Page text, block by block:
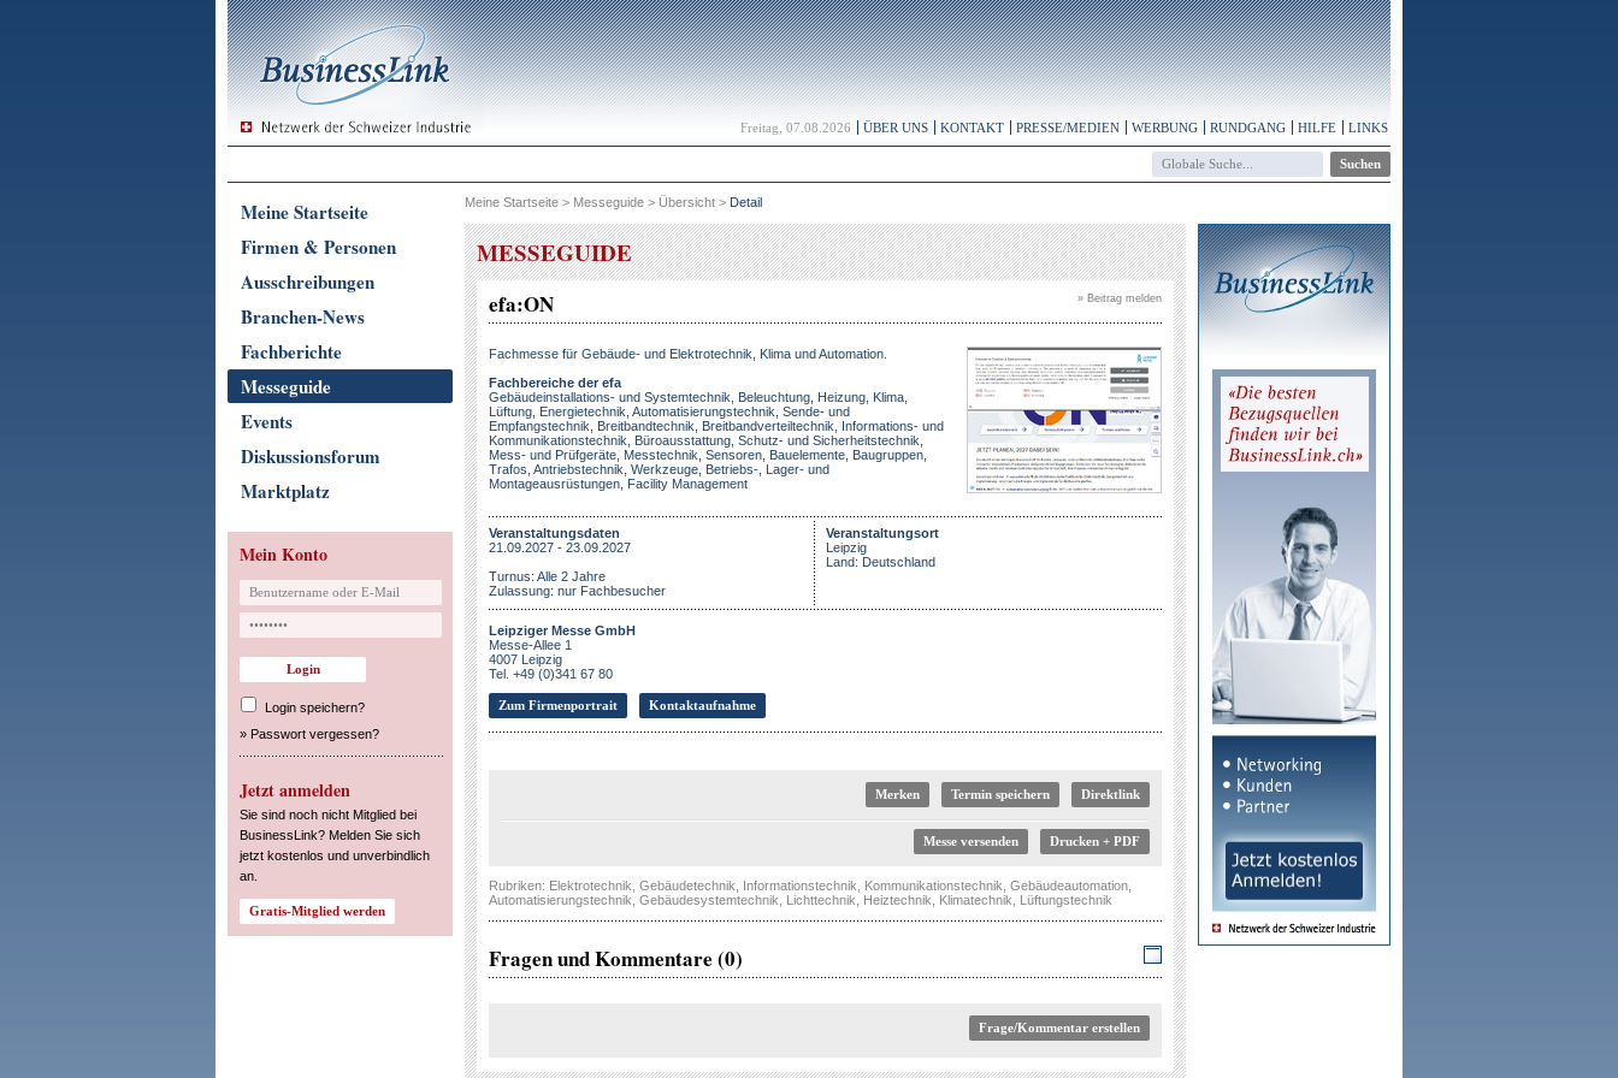
Freitag, 07.08.2026 ÜBER UNS KONTAKT PRESSE/MEDIEN WERBUNG RUNDGANG HILFE LINKS
Meine Startseite
Firmen & Personen
Ausschreibungen
Branchen-News
Fachberichte
Messeguide
Events
Diskussionsforum
Marktplatz
Mein Konto
Login speichern?
» Passwort vergessen?
Jetzt anmelden
Sie sind noch nicht Mitglied bei
BusinessLink? Melden Sie sich
jetzt kostenlos und unverbindlich
an.
Meine Startseite > Messeguide > Übersicht > Detail
MESSEGUIDE
» Beitrag melden
efa:ON
Fachmesse für Gebäude- und Elektrotechnik, Klima und Automation.
Fachbereiche der efa
Gebäudeinstallations- und Systemtechnik, Beleuchtung, Heizung, Klima,
Lüftung, Energietechnik, Automatisierungstechnik, Sende- und
Empfangstechnik, Breitbandtechnik, Breitbandverteiltechnik, Informations- und
Kommunikationstechnik, Büroausstattung, Schutz- und Sicherheitstechnik,
Mess- und Prüfgeräte, Messtechnik, Sensoren, Bauelemente, Baugruppen,
Trafos, Antriebstechnik, Werkzeuge, Betriebs-, Lager- und
Montageausrüstungen, Facility Management
Veranstaltungsdaten
21.09.2027 - 23.09.2027
Turnus: Alle 2 Jahre
Zulassung: nur Fachbesucher
Veranstaltungsort
Leipzig
Land: Deutschland
Leipziger Messe GmbH
Messe-Allee 1
4007 Leipzig
Tel. +49 (0)341 67 80
Zum Firmenportrait Kontaktaufnahme
Direktlink
Termin speichern
Messe versenden
Rubriken: Elektrotechnik Gebäudetechnik Informationstechnik Kommunikationstechnik Gebäudeautomation
Automatisierungstechnik Gebäudesystemtechnik Lichttechnik Heiztechnik Klimatechnik Lüftungstechnik
Fragen und Kommentare (0)